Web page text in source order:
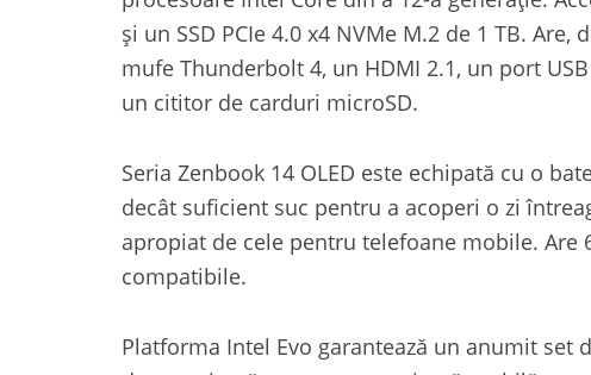
și un SSD PCIe 4.0 x4 NVMe M.2 de 1 TB.
mufe Thunderbolt 4, un HDMI 2.1, un port
un cititor de carduri microSD.
Seria Zenbook 14 OLED este echipată cu o
decât suficient suc pentru a acoperi o zi
apropiat de cele pentru telefoane mobile.
compatibile.
Platforma Intel Evo garantează un anumit